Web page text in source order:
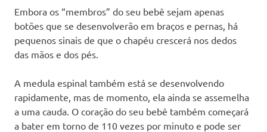
Embora os “membros” do seu bebê sejam apenas
botões que se desenvolverão em braços e pernas, há
pequenos sinais de que o chapéu crescerá nos dedos
das mãos e dos pés.
A medula espinal também está se desenvolvendo
rapidamente, mas de momento, ela ainda se assemelha
a uma cauda. O coração do seu bebê também começará
a bater em torno de 110 vezes por minuto e pode ser